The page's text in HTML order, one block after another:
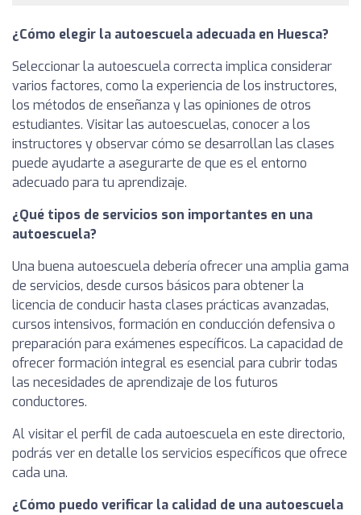
¿Cómo elegir la autoescuela adecuada en Huesca?
Seleccionar la autoescuela correcta implica considerar
varios factores, como la experiencia de los instructores,
los métodos de enseñanza y las opiniones de otros
estudiantes. Visitar las autoescuelas, conocer a los
instructores y observar cómo se desarrollan las clases
puede ayudarte a asegurarte de que es el entorno
adecuado para tu aprendizaje.
¿Qué tipos de servicios son importantes en una
autoescuela?
Una buena autoescuela debería ofrecer una amplia gama
de servicios, desde cursos básicos para obtener la
licencia de conducir hasta clases prácticas avanzadas,
cursos intensivos, formación en conducción defensiva o
preparación para exámenes específicos. La capacidad de
ofrecer formación integral es esencial para cubrir todas
las necesidades de aprendizaje de los futuros
conductores.
Al visitar el perfil de cada autoescuela en este directorio,
podrás ver en detalle los servicios específicos que ofrece
cada una.
¿Cómo puedo verificar la calidad de una autoescuela